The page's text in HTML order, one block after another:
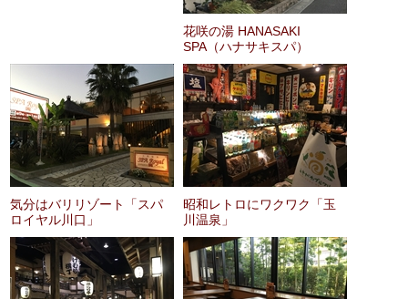
花咲の湯 HANASAKI
SPA（ハナサキスパ）
気分はバリリゾート「スパ
ロイヤル川口」
昭和レトロにワクワク「玉
川温泉」